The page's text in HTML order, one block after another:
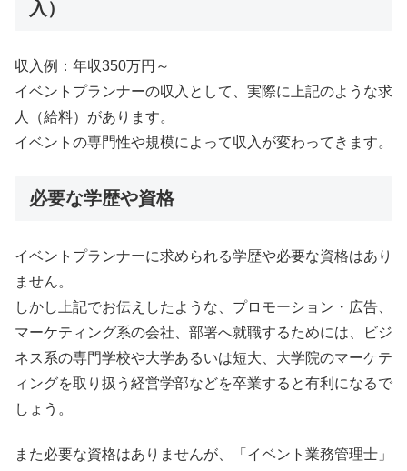
入）
収入例：年収350万円～
イベントプランナーの収入として、実際に上記のような求
人（給料）があります。
イベントの専門性や規模によって収入が変わってきます。
必要な学歴や資格
イベントプランナーに求められる学歴や必要な資格はあり
ません。
しかし上記でお伝えしたような、プロモーション・広告、
マーケティング系の会社、部署へ就職するためには、ビジ
ネス系の専門学校や大学あるいは短大、大学院のマーケテ
ィングを取り扱う経営学部などを卒業すると有利になるで
しょう。
また必要な資格はありませんが、「イベント業務管理士」